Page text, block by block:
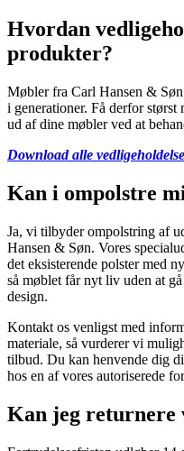
Hvordan
produkter?
Møbler fra Carl Hansen &
i generationer. Få derfor
ud af dine møbler ved at
Download alle
Kan i ompolstre
Ja, vi tilbyder ompolstring af
Hansen & Søn. Vores
det eksisterende polster med
så møblet får nyt liv uden at
design.
Kontakt os venligst med
materiale, så vurderer vi
tilbud. Du kan henvende dig
hos en af vores autoriserede
Kan jeg returnere